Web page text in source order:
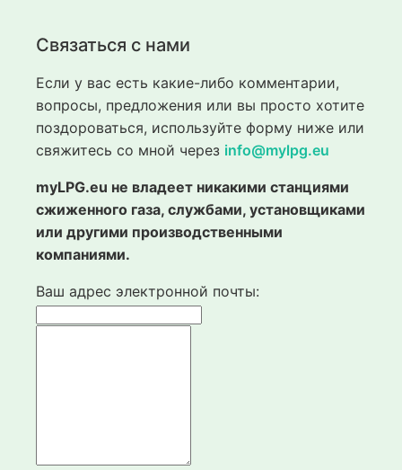
Связаться с нами
Если у вас есть какие-либо комментарии,
вопросы, предложения или вы просто хотите
поздороваться, используйте форму ниже или
свяжитесь со мной через info@mylpg.eu
myLPG.eu не владеет никакими станциями
сжиженного газа, службами, установщиками
или другими производственными
компаниями.
Ваш адрес электронной почты: